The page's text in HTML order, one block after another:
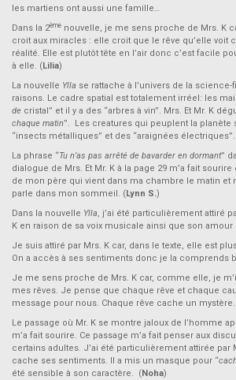
les martiens ont aussi une famille…
Dans la 2ème nouvelle, je me sens proche de Mrs. K
croit aux miracles : elle croit que le rêve qu’elle voit
réalité. Elle est plutôt tête en l’air donc c’est facile
à elle. (Lilia)
La nouvelle Ylla se rattache à l’univers de la
raisons. Le cadre spatial est totalement irréel: les
de cristal” et il y a des “arbres à vin”. Mrs. Et Mr. K
chaque matin”. Les creatures qui peuplent la planète
“insects métalliques” et des “araignées électriques”.
La phrase “Tu n’as pas arrêté de bavarder en dormant”
dialogue de Mrs. Et Mr. K à la page 29 m’a fait
de mon père qui vient dans ma chambre le matin et
parle dans mon sommeil. (Lynn S.)
Dans la nouvelle Ylla, j’ai été particulièrement attiré
K en raison de sa voix musicale ainsi que son
Je suis attiré par Mrs. K car, dans le texte, elle est
On a accès à ses sentiments donc je la comprends
Je me sens proche de Mrs. K car, comme elle, je
mes rêves. Je pense que chaque rêve et chaque
message pour nous. Chaque rêve cache un
Le passage où Mr. K se montre jaloux de l’homme
m’a fait sourire. Ce passage m’a fait penser aux
certains adultes. J’ai été particulièrement attirée par
cache ses sentiments. Il a mis un masque pour “
été sensible à son caractère. (Noha)